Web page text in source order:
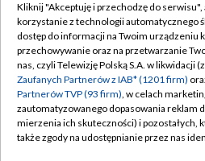
Sklep
Biuro
Oferta
Telegazeta
Emisja w
Polityka
Moje
Biuro
Kliknij "Akceptuję i przechodzę do serwisu",
korzystanie z technologii automatycznego
dostęp do informacji na Twoim urządzeniu
przechowywanie oraz na przetwarzanie
nas, czyli Telewizję Polską S.A. w likwidacji
Zaufanych Partnerów z IAB* (1201 firm)
Partnerów TVP (93 firm), w celach
zautomatyzowanego dopasowania reklam
mierzenia ich skuteczności) i pozostałych,
także zgody na udostępnianie przez nas